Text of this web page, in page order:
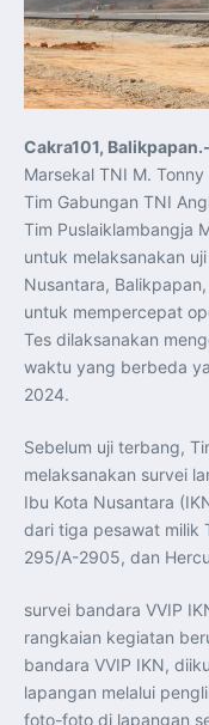
Koordinasi
Pasar
Presiden
PT PAL
KASAL
Latma
T-50i
Indonesia
2027,
Balai
TNI AU
Pelatihan
Radar
Menkeu
untuk
Mentan
Ton
Menlu
Latma
Menlu
Menjadi
ASEAN
Jaga
Ekonomi
Presiden
Perkuat
Menteri
hingga 28
dan
KASAU
Integritas
Pengabdian
Menlu
Cakra101, Balikpapan.-
Marsekal TNI M.
Tim Gabungan TNI
Tim Puslaiklambangja
untuk melaksanakan
Nusantara,
untuk mempercepat
Tes dilaksanakan
waktu yang berbeda
2024.
Sebelum uji terbang,
melaksanakan survei
Ibu Kota Nusantara
dari tiga pesawat milik
295/A-2905, dan
survei bandara VVIP
rangkaian kegiatan
bandara VVIP IKN,
lapangan melalui
foto-foto di lapangan